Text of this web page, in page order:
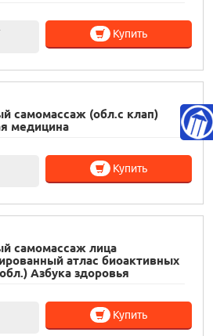
Купить
самомассаж (обл.с клап)
медицина
Купить
самомассаж лица
атлас биоактивных
Азбука здоровья
Купить